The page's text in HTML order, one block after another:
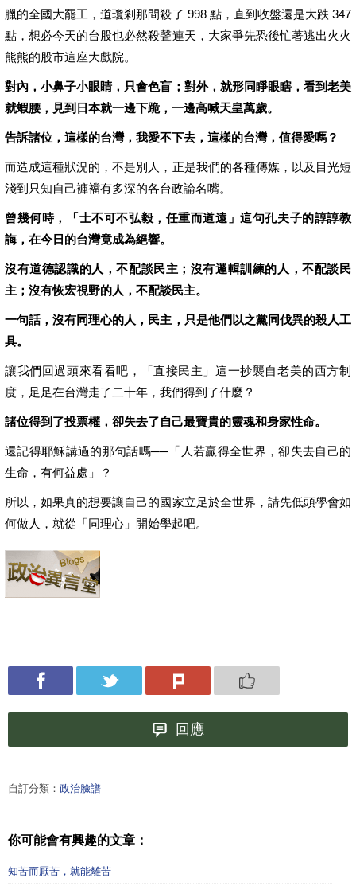
臘的全國大罷工，道瓊剎那間殺了 998 點，直到收盤還是大跌 347
點，想必今天的台股也必然殺聲連天，大家爭先恐後忙著逃出火火
熊熊的股市這座大戲院。
對內，小鼻子小眼睛，只會色盲；對外，就形同睜眼瞎，看到老美
就蝦腰，見到日本就一邊下跪，一邊高喊天皇萬歲。
告訴諸位，這樣的台灣，我愛不下去，這樣的台灣，值得愛嗎？
而造成這種狀況的，不是別人，正是我們的各種傳媒，以及目光短
淺到只知自己褲襠有多深的各台政論名嘴。
曾幾何時，「士不可不弘毅，任重而道遠」這句孔夫子的諄諄教
誨，在今日的台灣竟成為絕響。
沒有道德認識的人，不配談民主；沒有邏輯訓練的人，不配談民
主；沒有恢宏視野的人，不配談民主。
一句話，沒有同理心的人，民主，只是他們以之黨同伐異的殺人工
具。
讓我們回過頭來看看吧，「直接民主」這一抄襲自老美的西方制
度，足足在台灣走了二十年，我們得到了什麼？
諸位得到了投票權，卻失去了自己最寶貴的靈魂和身家性命。
還記得耶穌講過的那句話嗎──「人若贏得全世界，卻失去自己的
生命，有何益處」？
所以，如果真的想要讓自己的國家立足於全世界，請先低頭學會如
何做人，就從「同理心」開始學起吧。
回應
自訂分類： 政治臉譜
你可能會有興趣的文章：
知苦而厭苦，就能離苦